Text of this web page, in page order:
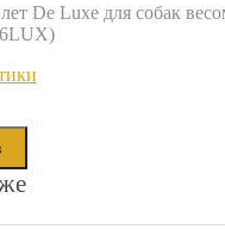
De Luxe для собак